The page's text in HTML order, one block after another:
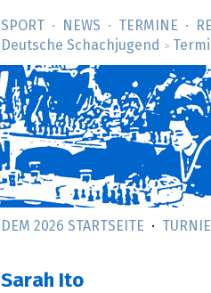
SPORT NEWS TERMINE
Deutsche Schachjugend
>
DEM 2026 STARTSEITE
Sarah Ito